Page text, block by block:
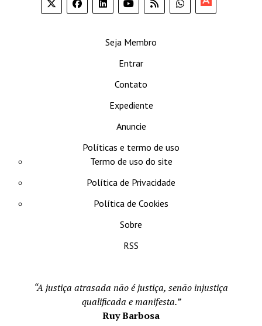
Seja Membro
Entrar
Contato
Expediente
Anuncie
Políticas e termo de uso
Termo de uso do site
Política de Privacidade
Política de Cookies
Sobre
RSS
“A justiça atrasada não é justiça, senão injustiça
qualificada e manifesta.”
Ruy Barbosa